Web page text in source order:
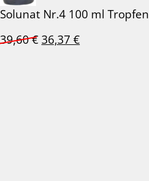
Solunat Nr.4 100 ml Tropfen
39,60€Ursprünglicher
36,37 €Aktueller